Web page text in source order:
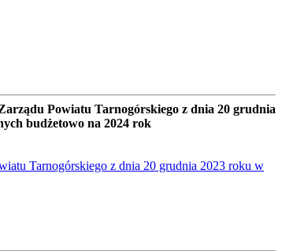
Powiatu Tarnogórskiego z dnia 20 grudnia
budżetowo na 2024 rok
Tarnogórskiego z dnia 20 grudnia 2023 roku w